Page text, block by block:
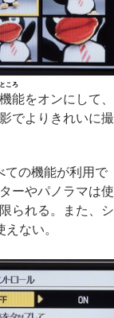
ころ
能をオンにして、
でよりきれいに撮
の機能が利用で
ーやパノラマは使
られる。また、シ
ない。